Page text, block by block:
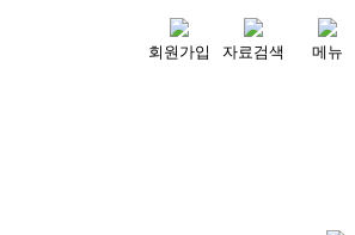
회원가입 자료검색 메뉴